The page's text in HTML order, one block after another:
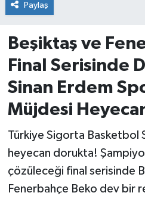
Paylaş
Beşiktaş ve
Final Serisinde
Sinan Erdem
Müjdesi
Türkiye Sigorta Basketbol
heyecan dorukta!
çözüleceği final serisinde
Fenerbahçe Beko dev bir
Gömeç
Gönen
Havran
İvrindi
KENT GÜNDEMİ
Kepsut
KÜLTÜR-SANAT